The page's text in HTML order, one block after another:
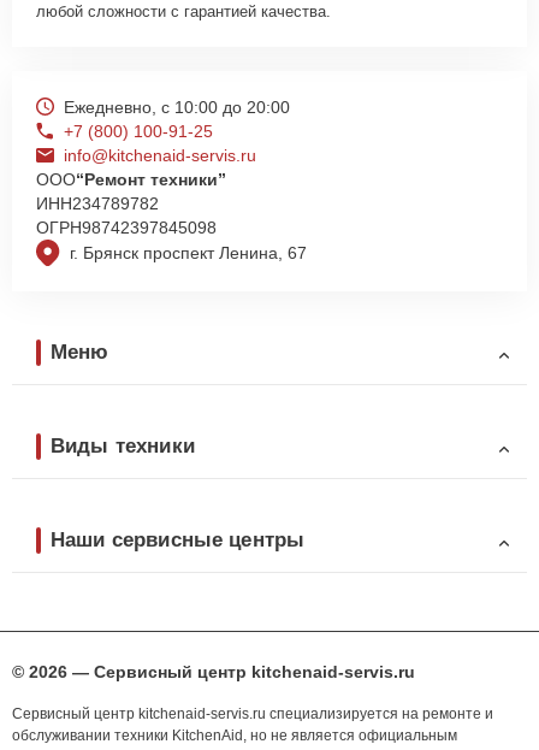
любой сложности с гарантией качества.
г. Брянск проспект Ленина, 67
Ежедневно, с 10:00 до 20:00
+7 (800) 100-91-25
info@kitchenaid-servis.ru
ООО“Ремонт техники”
ИНН234789782
ОГРН98742397845098
Меню
Виды техники
Наши сервисные центры
© 2026 — Сервисный центр kitchenaid-servis.ru
Сервисный центр kitchenaid-servis.ru специализируется на ремонте и
обслуживании техники KitchenAid, но не является официальным